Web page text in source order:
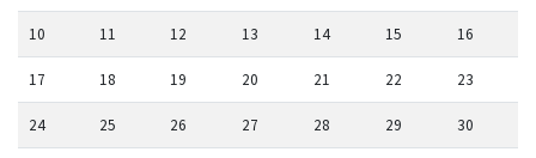
10 11 12 13 14 15 16
17 18 19 20 21 22 23
24 25 26 27 28 29 30